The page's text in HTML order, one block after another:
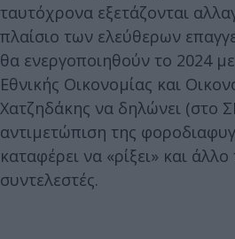
ταυτόχρονα εξετάζονται
πλαίσιο των ελεύθερων
θα ενεργοποιηθούν το 2024
Εθνικής Οικονομίας και
Χατζηδάκης να δηλώνει (στο
αντιμετώπιση της
καταφέρει να «ρίξει» και
συντελεστές.